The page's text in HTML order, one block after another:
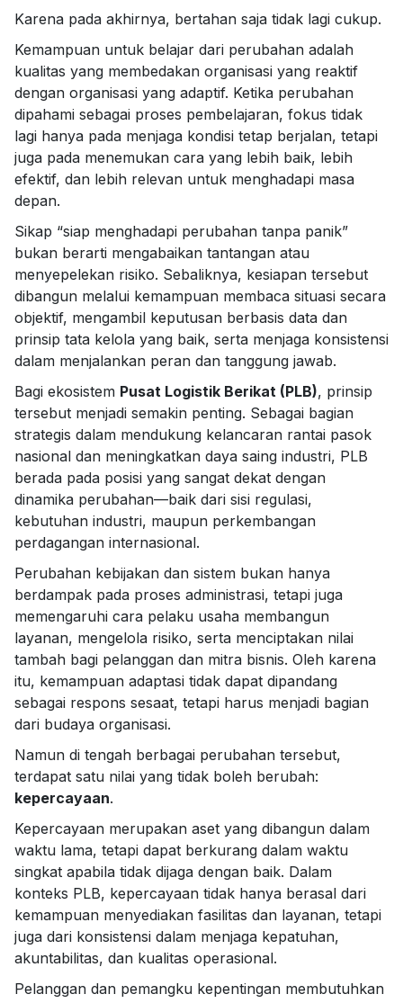
Karena pada akhirnya, bertahan saja tidak lagi cukup.
Kemampuan untuk belajar dari perubahan adalah
kualitas yang membedakan organisasi yang reaktif
dengan organisasi yang adaptif. Ketika perubahan
dipahami sebagai proses pembelajaran, fokus tidak
lagi hanya pada menjaga kondisi tetap berjalan, tetapi
juga pada menemukan cara yang lebih baik, lebih
efektif, dan lebih relevan untuk menghadapi masa
depan.
Sikap “siap menghadapi perubahan tanpa panik”
bukan berarti mengabaikan tantangan atau
menyepelekan risiko. Sebaliknya, kesiapan tersebut
dibangun melalui kemampuan membaca situasi secara
objektif, mengambil keputusan berbasis data dan
prinsip tata kelola yang baik, serta menjaga konsistensi
dalam menjalankan peran dan tanggung jawab.
Bagi ekosistem Pusat Logistik Berikat (PLB), prinsip
tersebut menjadi semakin penting. Sebagai bagian
strategis dalam mendukung kelancaran rantai pasok
nasional dan meningkatkan daya saing industri, PLB
berada pada posisi yang sangat dekat dengan
dinamika perubahan—baik dari sisi regulasi,
kebutuhan industri, maupun perkembangan
perdagangan internasional.
Perubahan kebijakan dan sistem bukan hanya
berdampak pada proses administrasi, tetapi juga
memengaruhi cara pelaku usaha membangun
layanan, mengelola risiko, serta menciptakan nilai
tambah bagi pelanggan dan mitra bisnis. Oleh karena
itu, kemampuan adaptasi tidak dapat dipandang
sebagai respons sesaat, tetapi harus menjadi bagian
dari budaya organisasi.
Namun di tengah berbagai perubahan tersebut,
terdapat satu nilai yang tidak boleh berubah:
kepercayaan.
Kepercayaan merupakan aset yang dibangun dalam
waktu lama, tetapi dapat berkurang dalam waktu
singkat apabila tidak dijaga dengan baik. Dalam
konteks PLB, kepercayaan tidak hanya berasal dari
kemampuan menyediakan fasilitas dan layanan, tetapi
juga dari konsistensi dalam menjaga kepatuhan,
akuntabilitas, dan kualitas operasional.
Pelanggan dan pemangku kepentingan membutuhkan